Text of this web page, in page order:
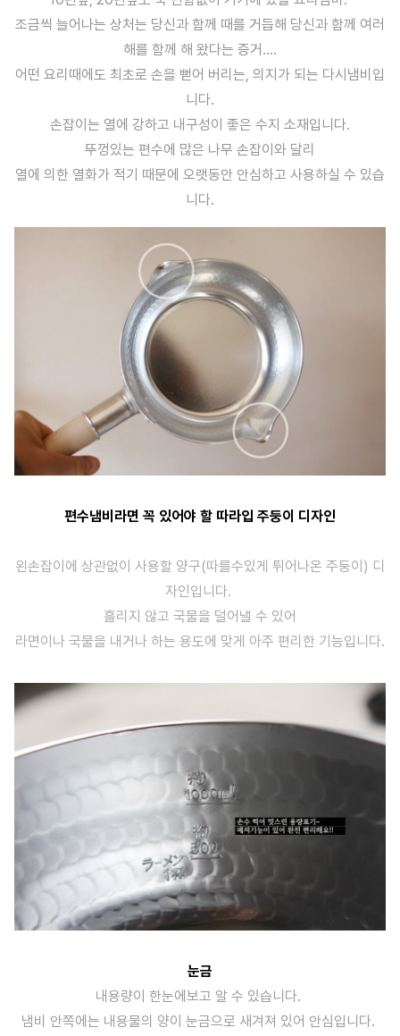
조금씩 늘어나는 상처는 당신과 함께 때를 거듭해 당신과 함께 여러
해를 함께 해 왔다는 증거....
어떤 요리때에도 최초로 손을 뻗어 버리는, 의지가 되는 다시냄비입
니다.
손잡이는 열에 강하고 내구성이 좋은 수지 소재입니다.
뚜껑있는 편수에 많은 나무 손잡이와 달리
열에 의한 열화가 적기 때문에 오랫동안 안심하고 사용하실 수 있습
니다.
편수냄비라면 꼭 있어야 할 따라입 주둥이 디자인
왼손잡이에 상관없이 사용할 양구(따를수있게 튀어나온 주둥이) 디
자인입니다.
흘리지 않고 국물을 덜어낼 수 있어
라면이나 국물을 내거나 하는 용도에 맞게 아주 편리한 기능입니다.
눈금
내용량이 한눈에보고 알 수 있습니다.
냄비 안쪽에는 내용물의 양이 눈금으로 새겨져 있어 안심입니다.